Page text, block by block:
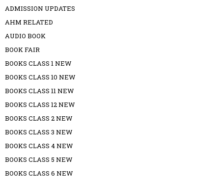
ADMISSION UPDATES
AHM RELATED
AUDIO BOOK
BOOK FAIR
BOOKS CLASS 1 NEW
BOOKS CLASS 10 NEW
BOOKS CLASS 11 NEW
BOOKS CLASS 12 NEW
BOOKS CLASS 2 NEW
BOOKS CLASS 3 NEW
BOOKS CLASS 4 NEW
BOOKS CLASS 5 NEW
BOOKS CLASS 6 NEW